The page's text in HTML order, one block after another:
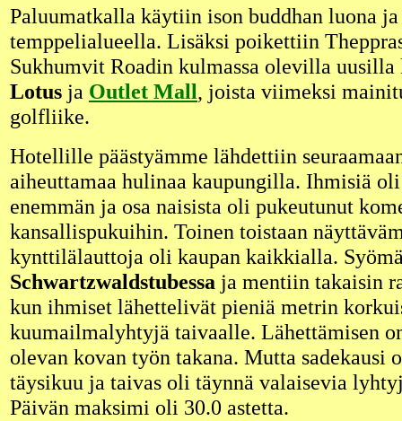
Paluumatkalla käytiin ison buddhan luona
temppelialueella. Lisäksi poikettiin
Sukhumvit Roadin kulmassa olevilla uusilla
Lotus ja Outlet Mall, joista viimeksi
golfliike.
Hotellille päästyämme lähdettiin
aiheuttamaa hulinaa kaupungilla. Ihmisiä
enemmän ja osa naisista oli pukeutunut
kansallispukuihin. Toinen toistaan
kynttilälauttoja oli kaupan kaikkialla.
Schwartzwaldstubessa ja mentiin takaisin
kun ihmiset lähettelivät pieniä metrin
kuumailmalyhtyjä taivaalle. Lähettämisen
olevan kovan työn takana. Mutta
täysikuu ja taivas oli täynnä valaisevia
Päivän maksimi oli 30.0 astetta.